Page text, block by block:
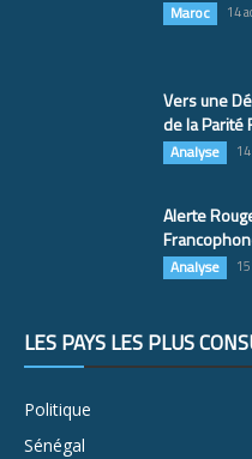
Maroc 14
Vers une
de la Parité
Analyse
Alerte
Analyse
LES PAYS LES PLUS
Politique
Sénégal